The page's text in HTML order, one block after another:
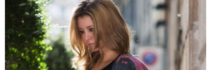
FASHION
OUTFIT
BEAUTY